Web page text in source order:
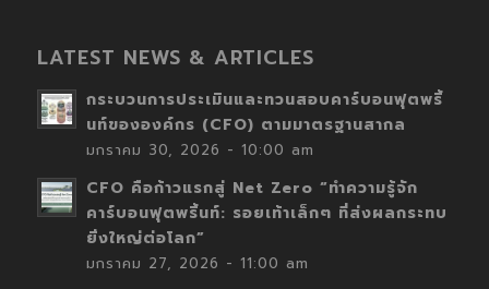
LATEST NEWS & ARTICLES
กระบวนการประเมินและทวนสอบคาร์บอนฟุตพริ้
นท์ขององค์กร (CFO) ตามมาตรฐานสากล
มกราคม 30, 2026 - 10:00 am
CFO คือก้าวแรกสู่ Net Zero “ทำความรู้จัก
คาร์บอนฟุตพริ้นท์: รอยเท้าเล็กๆ ที่ส่งผลกระทบ
ยิ่งใหญ่ต่อโลก”
มกราคม 27, 2026 - 11:00 am